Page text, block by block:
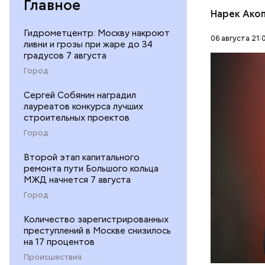
Главное
Гидрометцентр: Москву накроют
ливни и грозы при жаре до 34
градусов 7 августа
Город
Сергей Собянин наградил
лауреатов конкурса лучших
строительных проектов
Город
Второй этап капитального
ремонта пути Большого кольца
МЖД начнется 7 августа
Город
Количество зарегистрированных
преступлений в Москве снизилось
на 17 процентов
Происшествия
Нарек
06 августа
В числе
большой
МАКС / Мэр